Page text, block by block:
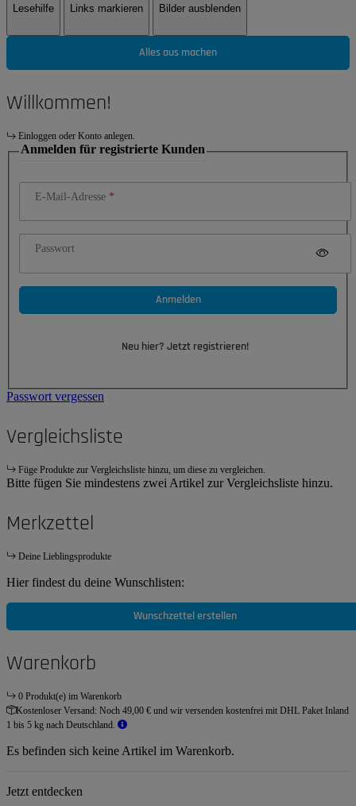
Lesehilfe Links markieren Bilder ausblenden
Alles aus machen
Willkommen!
Einloggen oder Konto anlegen.
Anmelden für registrierte Kunden
E-Mail-Adresse
Passwort
Anmelden
Neu hier? Jetzt registrieren!
Passwort vergessen
Vergleichsliste
Füge Produkte zur Vergleichsliste hinzu, um diese zu vergleichen.
Bitte fügen Sie mindestens zwei Artikel zur Vergleichsliste hinzu.
Merkzettel
Deine Lieblingsprodukte
Hier findest du deine Wunschlisten:
Wunschzettel erstellen
Warenkorb
0 Produkt(e) im Warenkorb
Kostenloser Versand: Noch 49,00 € und wir versenden kostenfrei mit DHL Paket Inland
1 bis 5 kg nach Deutschland.
Es befinden sich keine Artikel im Warenkorb.
Jetzt entdecken